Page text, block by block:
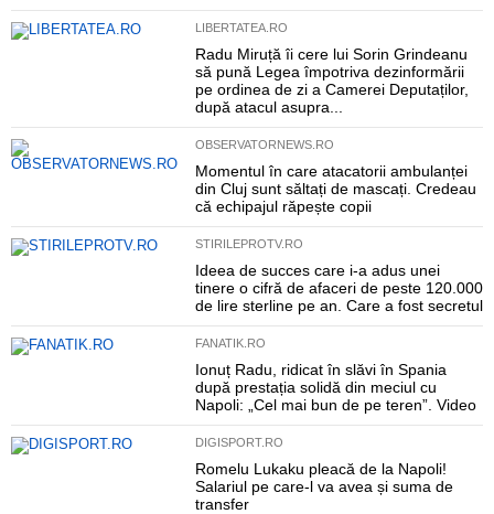
LIBERTATEA.RO
Radu Miruță îi cere lui Sorin Grindeanu
să pună Legea împotriva dezinformării
pe ordinea de zi a Camerei Deputaților,
după atacul asupra...
OBSERVATORNEWS.RO
Momentul în care atacatorii ambulanței
din Cluj sunt săltați de mascați. Credeau
că echipajul răpește copii
STIRILEPROTV.RO
Ideea de succes care i-a adus unei
tinere o cifră de afaceri de peste 120.000
de lire sterline pe an. Care a fost secretul
FANATIK.RO
Ionuț Radu, ridicat în slăvi în Spania
după prestația solidă din meciul cu
Napoli: „Cel mai bun de pe teren”. Video
DIGISPORT.RO
Romelu Lukaku pleacă de la Napoli!
Salariul pe care-l va avea și suma de
transfer